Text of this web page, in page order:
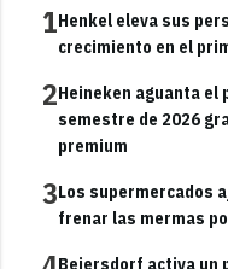
1Henkel eleva sus
crecimiento en el
2Heineken aguanta el
semestre de 2026
premium
3Los supermercados
frenar las mermas
Beiersdorf activa un